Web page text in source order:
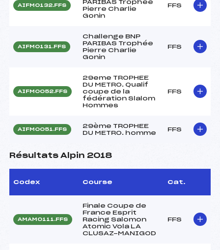
AIFM0132.FFS
PARIBAS Trophée
Pierre Charlie
Gonin
FFS
AIFM0131.FFS
Challenge BNP
PARIBAS Trophée
Pierre Charlie
Gonin
FFS
AIFM0052.FFS
29eme TROPHEE
DU METRO. Qualif
coupe de la
fédération Slalom
Hommes
FFS
AIFM0051.FFS
29ème TROPHEE
DU METRO. homme
FFS
Résultats Alpin 2018
Codex Course Cat.
AMAM0111.FFS
Finale Coupe de
France Esprit
Racing Salomon
Atomic Vola LA
CLUSAZ-MANIGOD
FFS